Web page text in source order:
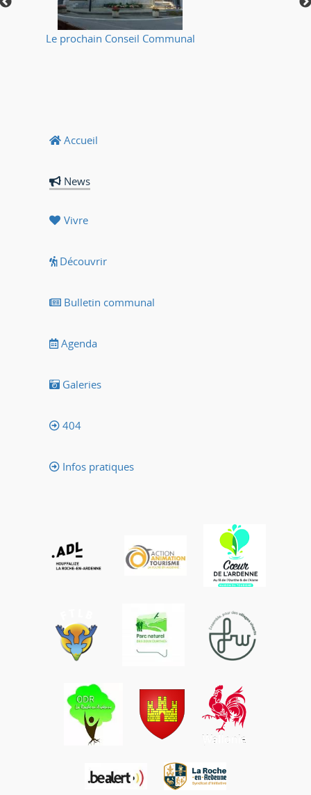
Le prochain Conseil Communal
Accueil
News
Vivre
Découvrir
Bulletin communal
Agenda
Galeries
404
Infos pratiques